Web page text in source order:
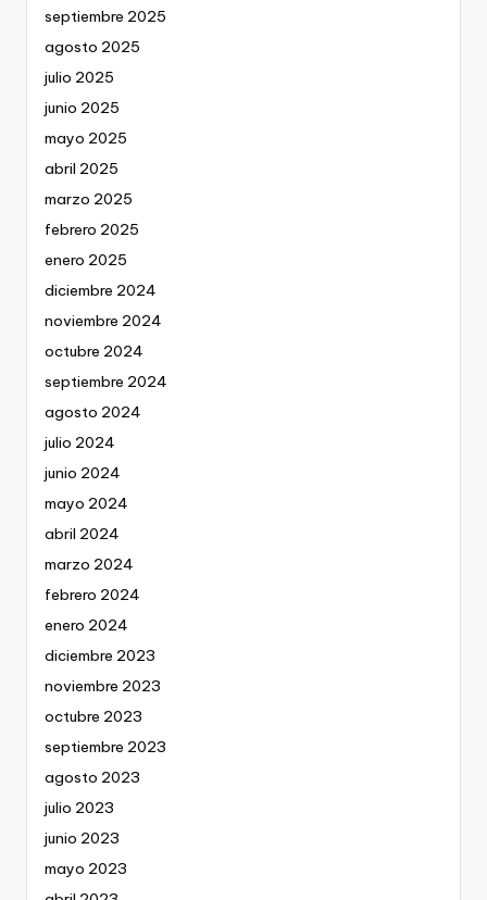
septiembre 2025
agosto 2025
julio 2025
junio 2025
mayo 2025
abril 2025
marzo 2025
febrero 2025
enero 2025
diciembre 2024
noviembre 2024
octubre 2024
septiembre 2024
agosto 2024
julio 2024
junio 2024
mayo 2024
abril 2024
marzo 2024
febrero 2024
enero 2024
diciembre 2023
noviembre 2023
octubre 2023
septiembre 2023
agosto 2023
julio 2023
junio 2023
mayo 2023